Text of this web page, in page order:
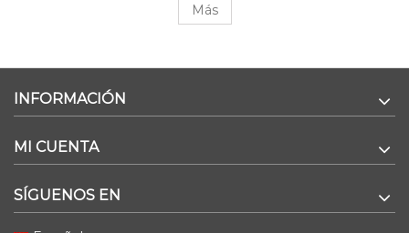
Más
INFORMACIÓN
MI CUENTA
SÍGUENOS EN